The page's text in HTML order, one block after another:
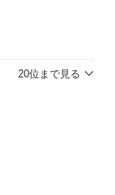
20位まで見る